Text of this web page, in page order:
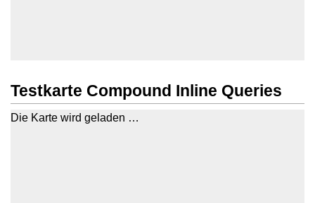
Testkarte Compound Inline Queries
Die Karte wird geladen …